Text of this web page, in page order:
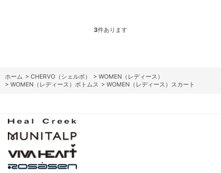
3件あります
ホーム > CHERVO（シェルボ） > WOMEN（レディース）
> WOMEN（レディース）ボトムス > WOMEN（レディース）スカート